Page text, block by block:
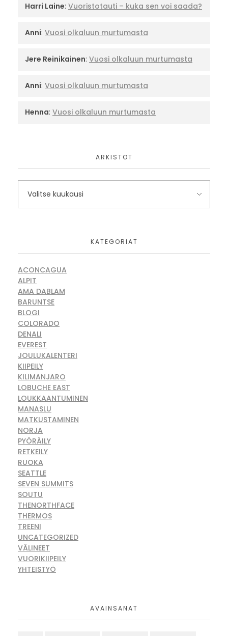
Harri Laine: Vuoristotauti – kuka sen voi saada?
Anni: Vuosi olkaluun murtumasta
Jere Reinikainen: Vuosi olkaluun murtumasta
Anni: Vuosi olkaluun murtumasta
Henna: Vuosi olkaluun murtumasta
ARKISTOT
KATEGORIAT
ACONCAGUA
ALPIT
AMA DABLAM
BARUNTSE
BLOGI
COLORADO
DENALI
EVEREST
JOULUKALENTERI
KIIPEILY
KILIMANJARO
LOBUCHE EAST
LOUKKAANTUMINEN
MANASLU
MATKUSTAMINEN
NORJA
PYÖRÄILY
RETKEILY
RUOKA
SEATTLE
SEVEN SUMMITS
SOUTU
THENORTHFACE
THERMOS
TREENI
UNCATEGORIZED
VÄLINEET
VUORIKIIPEILY
YHTEISTYÖ
AVAINSANAT